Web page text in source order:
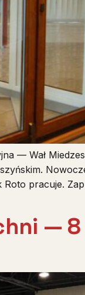
— Wał
pracuje.
—